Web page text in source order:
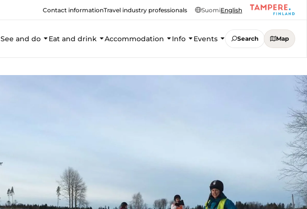
Contact informationTravel industry professionals SuomiEnglish
See and do Eat and drink Accommodation Info Events Search Map